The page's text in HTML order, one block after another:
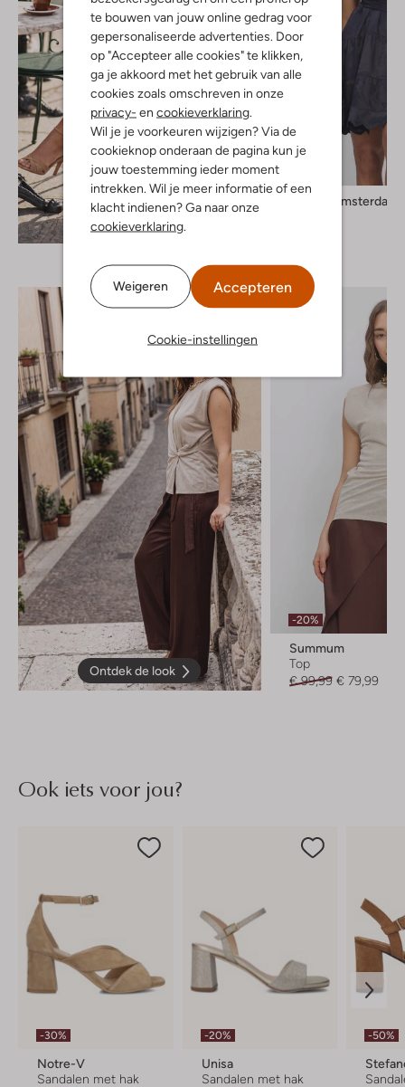
te bouwen van jouw online gedrag voor
gepersonaliseerde advertenties. Door
op "Accepteer alle cookies" te klikken,
ga je akkoord met het gebruik van alle
cookies zoals omschreven in onze
privacy- en cookieverklaring
Wil je je voorkeuren wijzigen? Via de
cookieknop onderaan de pagina kun je
jouw toestemming ieder moment
intrekken. Wil je meer informatie of een
klacht indienen? Ga naar onze
cookieverklaring
Weigeren Accepteren
Cookie-instellingen
Ontdek de look
Amaya Amsterdam
Ontdek de look
-20%
Summum
Top
€ 99,99 € 79,99
Ook iets voor jou?
-30%
Notre-V
Sandalen met hak
-20%
Unisa
Sandalen met hak
-50%